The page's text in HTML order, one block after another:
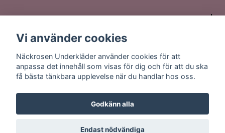
Sociala medier
© 2026 Näckrosen Underkläder
Vi använder cookies
Näckrosen Underkläder använder cookies för att
anpassa det innehåll som visas för dig och för att du ska
få bästa tänkbara upplevelse när du handlar hos oss.
Godkänn alla
Endast nödvändiga